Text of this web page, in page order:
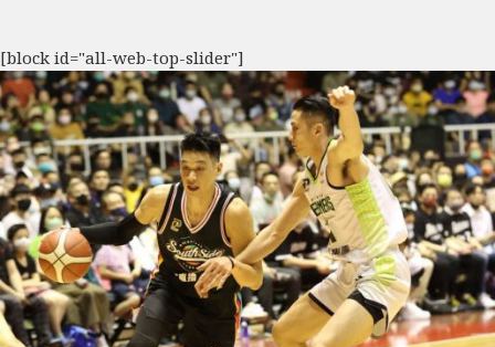
[block id="all-web-top-slider"]